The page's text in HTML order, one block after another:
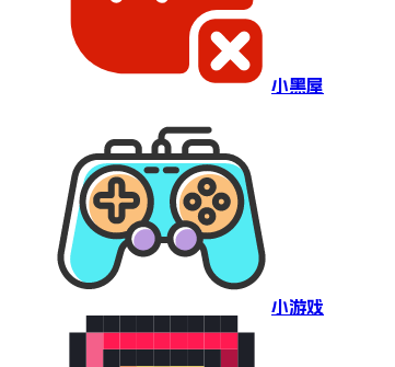
小黑屋
小游戏